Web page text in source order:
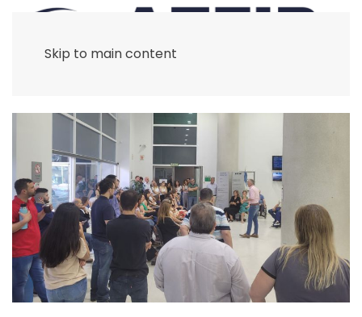
Skip to main content